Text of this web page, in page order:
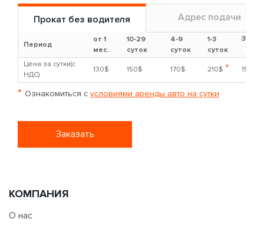
Прокат без водителя Адрес подачи
Период
от 1
мес.
10-29
суток
4-9
суток
1-3
суток
Залог
?
Цена за сутки(с
НДС)
130$ 150$ 170$ 210$ * 1500$
* Ознакомиться с условиями аренды авто на сутки
Заказать
КОМПАНИЯ
О нас